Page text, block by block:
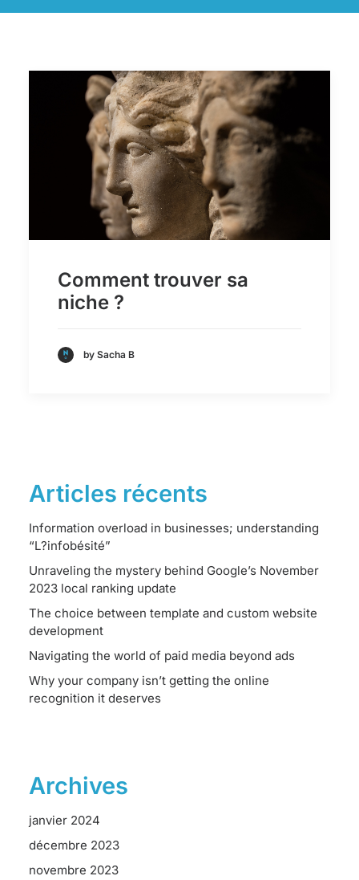
Comment trouver sa
niche ?
by Sacha B
Articles récents
Information overload in businesses; understanding
“L?infobésité”
Unraveling the mystery behind Google’s November
2023 local ranking update
The choice between template and custom website
development
Navigating the world of paid media beyond ads
Why your company isn’t getting the online
recognition it deserves
Archives
janvier 2024
décembre 2023
novembre 2023